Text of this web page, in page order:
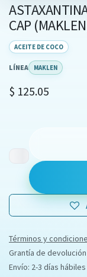
CAP
ACEITE DE COCO
LÍNEA MAKLEN
$ 125.05
Términos y
Grantía de
Envío: 2-3 días hábiles